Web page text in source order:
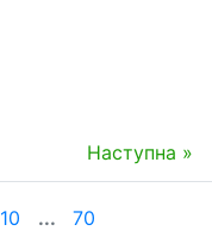
Наступна »
10 ... 70